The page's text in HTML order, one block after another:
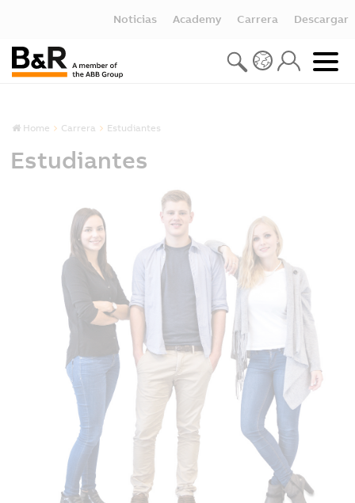
Noticias Academy Carrera Descargar
Home Carrera Estudiantes
Estudiantes